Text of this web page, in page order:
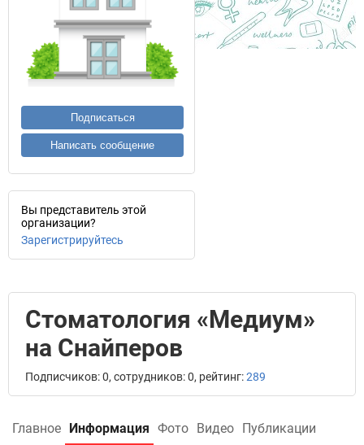
Подписаться
Написать сообщение
Вы представитель этой
организации?
Зарегистрируйтесь
Стоматология «Медиум»
на Снайперов
Подписчиков: 0, сотрудников: 0, рейтинг:289
Главное Информация Фото Видео Публикации